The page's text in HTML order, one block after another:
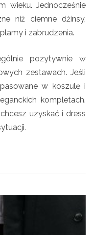
wieku. Jednocześnie
niż ciemne dżinsy,
i zabrudzenia.
pozytywnie w
zestawach. Jeśli
w koszulę i
kompletach.
uzyskać i dress